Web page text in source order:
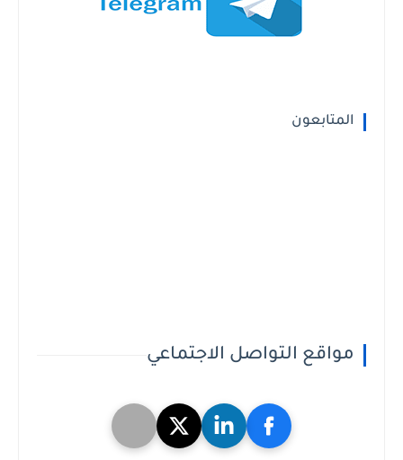
المتابعون
مواقع التواصل الاجتماعي